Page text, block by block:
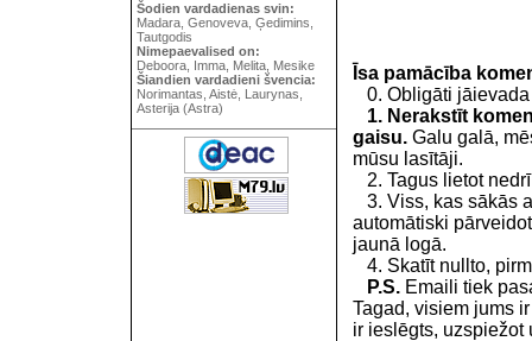
Šodien vardadienas svin:
Madara, Genoveva, Ģedimins,
Tautgodis
Nimepaevalised on:
Deboora, Imma, Melita, Mesike
Šiandien vardadieni švencia:
Norimantas, Aistė, Laurynas,
Asterija (Astra)
Īsa pamācība
0. Obligāti jāievada
1. Nerakstīt
gaisu. Galu galā,
mūsu lasītāji.
2. Tagus lietot
3. Viss, kas sākās
automātiski
jaunā logā.
4. Skatīt nullto,
P.S. Emaili tiek
Tagad, visiem jums
ir ieslēgts, uzspiežot